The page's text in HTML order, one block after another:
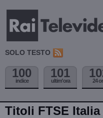
SOLO TESTO
100
indice
101
ultim'ora 24
Titoli FTSE Italia